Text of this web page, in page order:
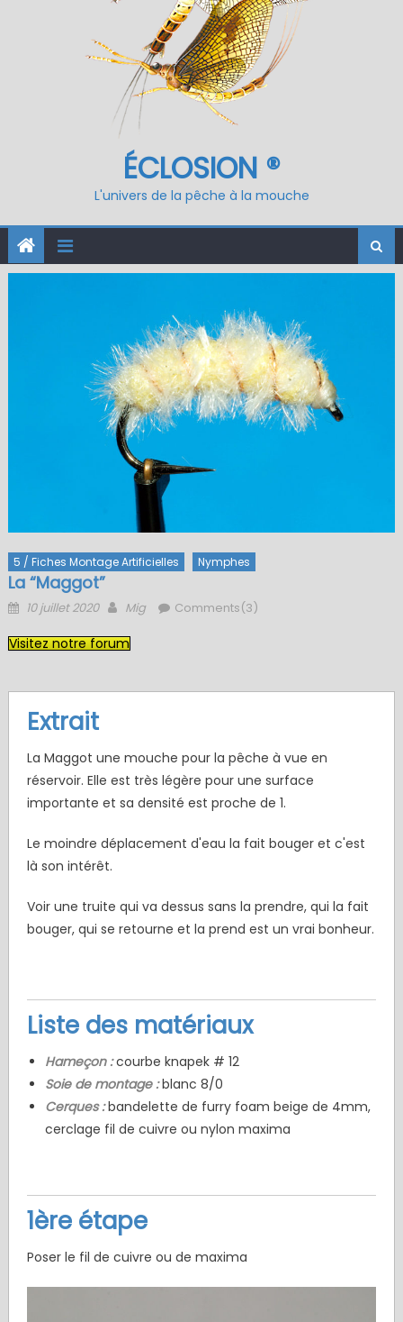
ÉCLOSION ®
L'univers de la pêche à la mouche
5 / Fiches Montage Artificielles Nymphes
La “Maggot”
Posted
10 juillet 2020 Author
Mig Comments(3)
Visitez notre forum
Extrait
La Maggot une mouche pour la pêche à vue en
réservoir. Elle est très légère pour une surface
importante et sa densité est proche de 1.
Le moindre déplacement d'eau la fait bouger et c'est
là son intérêt.
Voir une truite qui va dessus sans la prendre, qui la fait
bouger, qui se retourne et la prend est un vrai bonheur.
Liste des matériaux
Hameçon :courbe knapek # 12
Soie de montage :blanc 8/0
Cerques :bandelette de furry foam beige de 4mm,
cerclage fil de cuivre ou nylon maxima
1ère étape
Poser le fil de cuivre ou de maxima